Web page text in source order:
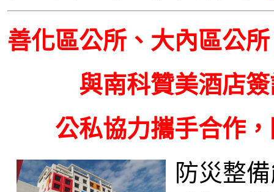
善化區公所、大內區公
與南科贊美酒店
公私協力攜手合作
防災整